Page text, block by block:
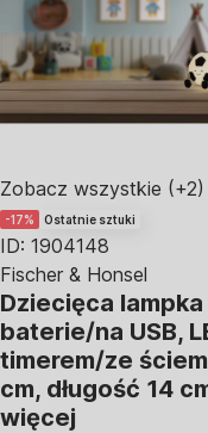
Zobacz wszystkie (+2)
-17% Ostatnie sztuki
ID: 1904148
Fischer & Honsel
Dziecięca
baterie/na USB,
timerem/ze
cm, długość 14
więcej